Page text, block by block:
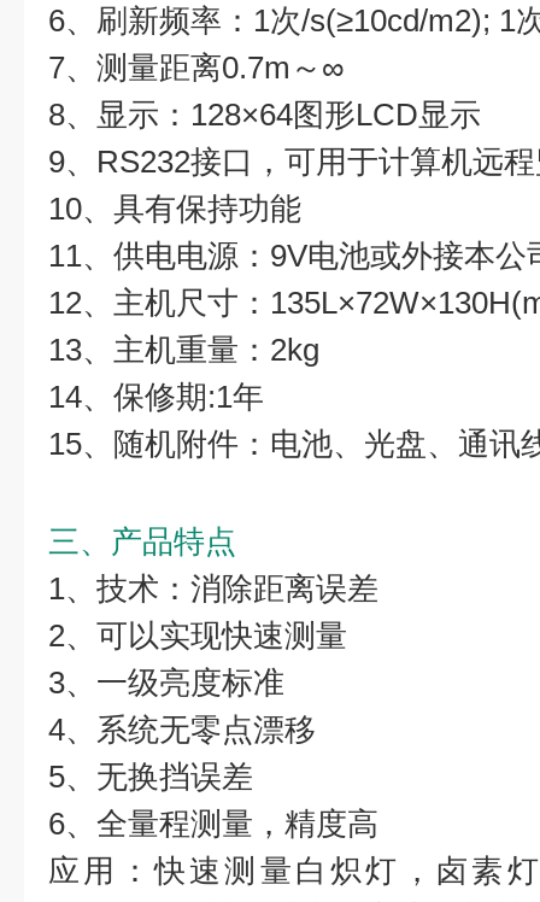
6、刷新频率：1次/s(≥10cd/m2); 1
7、测量距离0.7m～∞
8、显示：128×64图形LCD显示
9、RS232接口，可用于计算机远
10、具有保持功能
11、供电电源：9V电池或外接本
12、主机尺寸：
13、主机重量：2kg
14、保修期:1年
15、随机附件：电池、光盘、通讯
三、产品特点
1、技术：消除距离误差
2、可以实现快速测量
3、一级亮度标准
4、系统无零点漂移
5、无换挡误差
6、全量程测量，精度高
应用：快速测量白炽灯，卤素